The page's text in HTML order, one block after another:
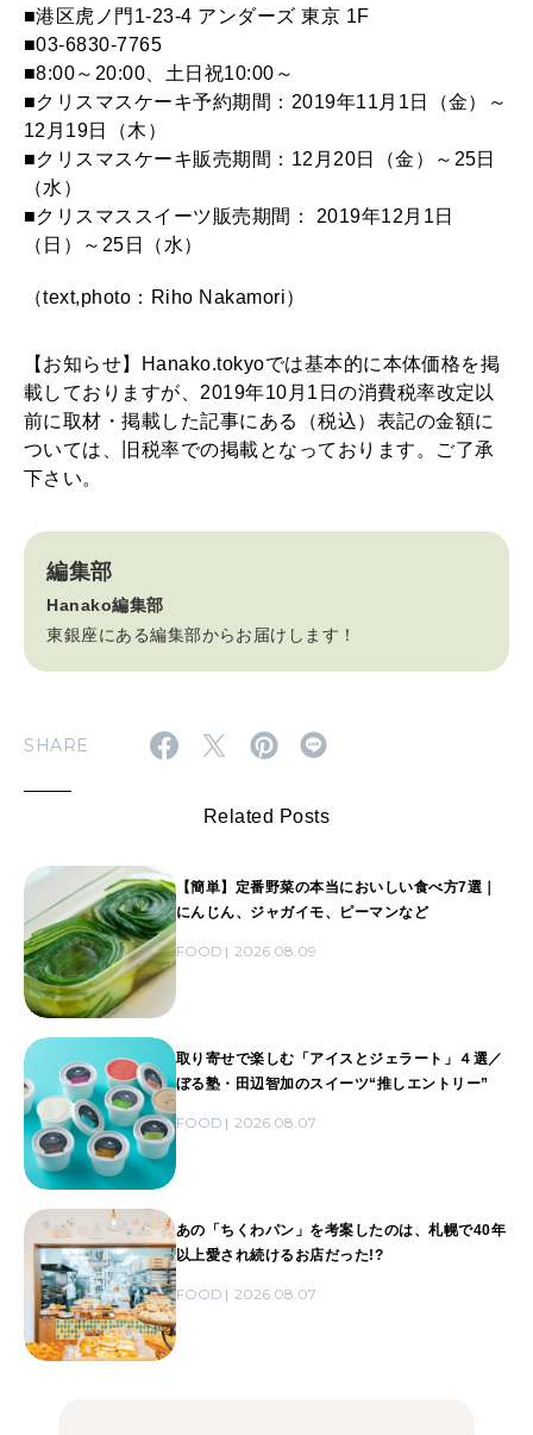
■港区虎ノ門1-23-4 アンダーズ 東京 1F
■03-6830-7765
■8:00～20:00、土日祝10:00～
■クリスマスケーキ予約期間：2019年11月1日（金）～
12月19日（木）
■クリスマスケーキ販売期間：12月20日（金）～25日
（水）
■クリスマススイーツ販売期間： 2019年12月1日
（日）～25日（水）
（text,photo：Riho Nakamori）
【お知らせ】Hanako.tokyoでは基本的に本体価格を掲
載しておりますが、2019年10月1日の消費税率改定以
前に取材・掲載した記事にある（税込）表記の金額に
ついては、旧税率での掲載となっております。ご了承
下さい。
編集部
Hanako編集部
東銀座にある編集部からお届けします！
SHARE
Related Posts
【簡単】定番野菜の本当においしい食べ方7選｜
にんじん、ジャガイモ、ピーマンなど
FOOD 2026.08.09
取り寄せで楽しむ「アイスとジェラート」４選／
ぼる塾・田辺智加のスイーツ“推しエントリー”
FOOD 2026.08.07
あの「ちくわパン」を考案したのは、札幌で40年
以上愛され続けるお店だった!?
FOOD 2026.08.07